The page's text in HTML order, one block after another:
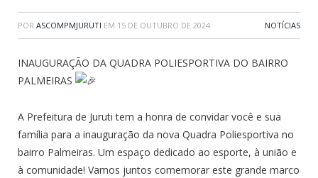
POR ASCOMPMJURUTI EM 15 DE OUTUBRO DE 2024 NOTÍCIAS
INAUGURAÇÃO DA QUADRA POLIESPORTIVA DO BAIRRO
PALMEIRAS
A Prefeitura de Juruti tem a honra de convidar você e sua
família para a inauguração da nova Quadra Poliesportiva no
bairro Palmeiras. Um espaço dedicado ao esporte, à união e
à comunidade! Vamos juntos comemorar este grande marco